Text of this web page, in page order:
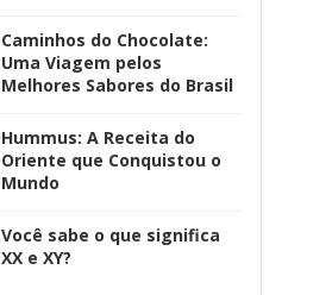
Caminhos do Chocolate:
Uma Viagem pelos
Melhores Sabores do Brasil
Hummus: A Receita do
Oriente que Conquistou o
Mundo
Você sabe o que significa
XX e XY?